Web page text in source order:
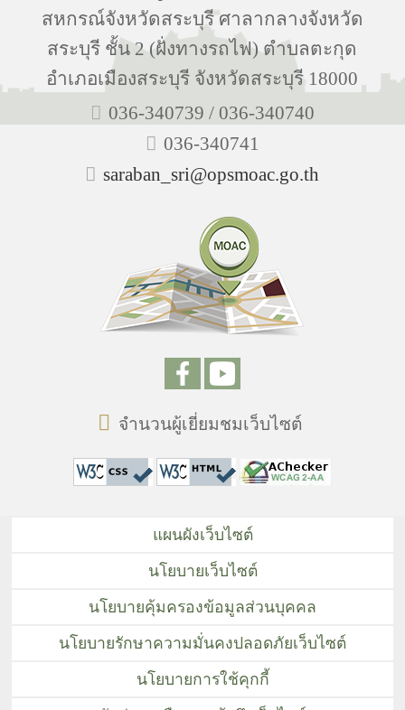
สหกรณ์จังหวัดสระบุรี ศาลากลางจังหวัด
สระบุรี ชั้น 2 (ฝั่งทางรถไฟ) ตำบลตะกุด
อำเภอเมืองสระบุรี จังหวัดสระบุรี 18000
036-340739 / 036-340740
036-340741
saraban_sri@opsmoac.go.th
จำนวนผู้เยี่ยมชมเว็บไซต์
แผนผังเว็บไซต์
นโยบายเว็บไซต์
นโยบายคุ้มครองข้อมูลส่วนบุคคล
นโยบายรักษาความมั่นคงปลอดภัยเว็บไซต์
นโยบายการใช้คุกกี้